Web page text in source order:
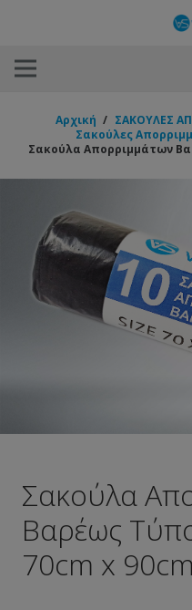
Αρχική / ΣΑΚΟΥΛΕΣ
Σακούλες
Σακούλα Απορριμμάτων
Σακούλα
Βαρέως
70cm x 90cm